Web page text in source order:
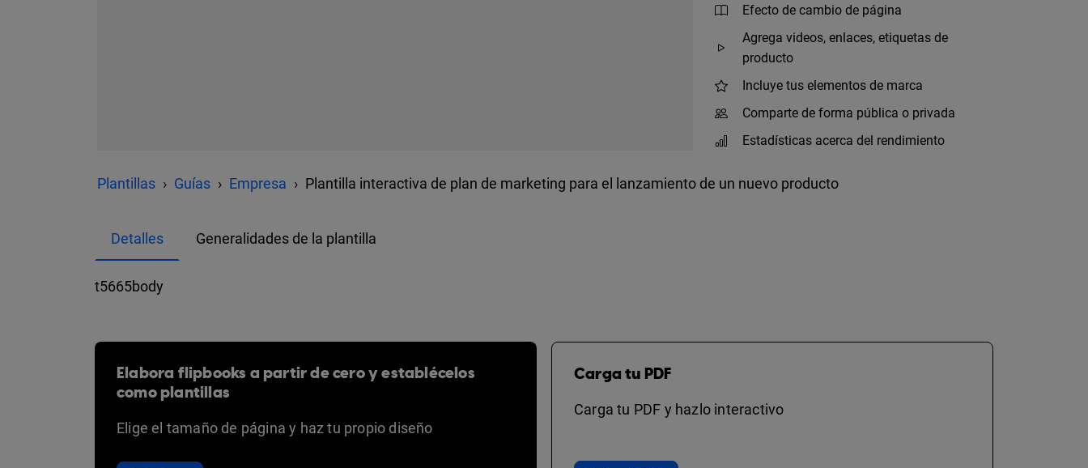
Efecto de cambio de página
Agrega videos, enlaces, etiquetas de
producto
Incluye tus elementos de marca
Comparte de forma pública o privada
Estadísticas acerca del rendimiento
Plantillas Guías Empresa Plantilla interactiva de plan de marketing para el lanzamiento de un nuevo producto
Detalles Generalidades de la plantilla
t5665body
Elabora flipbooks a partir de cero y establécelos
como plantillas
Elige el tamaño de página y haz tu propio diseño
Carga tu PDF
Carga tu PDF y hazlo interactivo